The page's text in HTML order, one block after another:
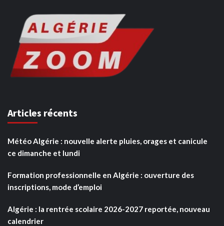
Articles récents
Météo Algérie : nouvelle alerte pluies, orages et canicule
ce dimanche et lundi
Formation professionnelle en Algérie : ouverture des
inscriptions, mode d’emploi
Algérie : la rentrée scolaire 2026-2027 reportée, nouveau
calendrier